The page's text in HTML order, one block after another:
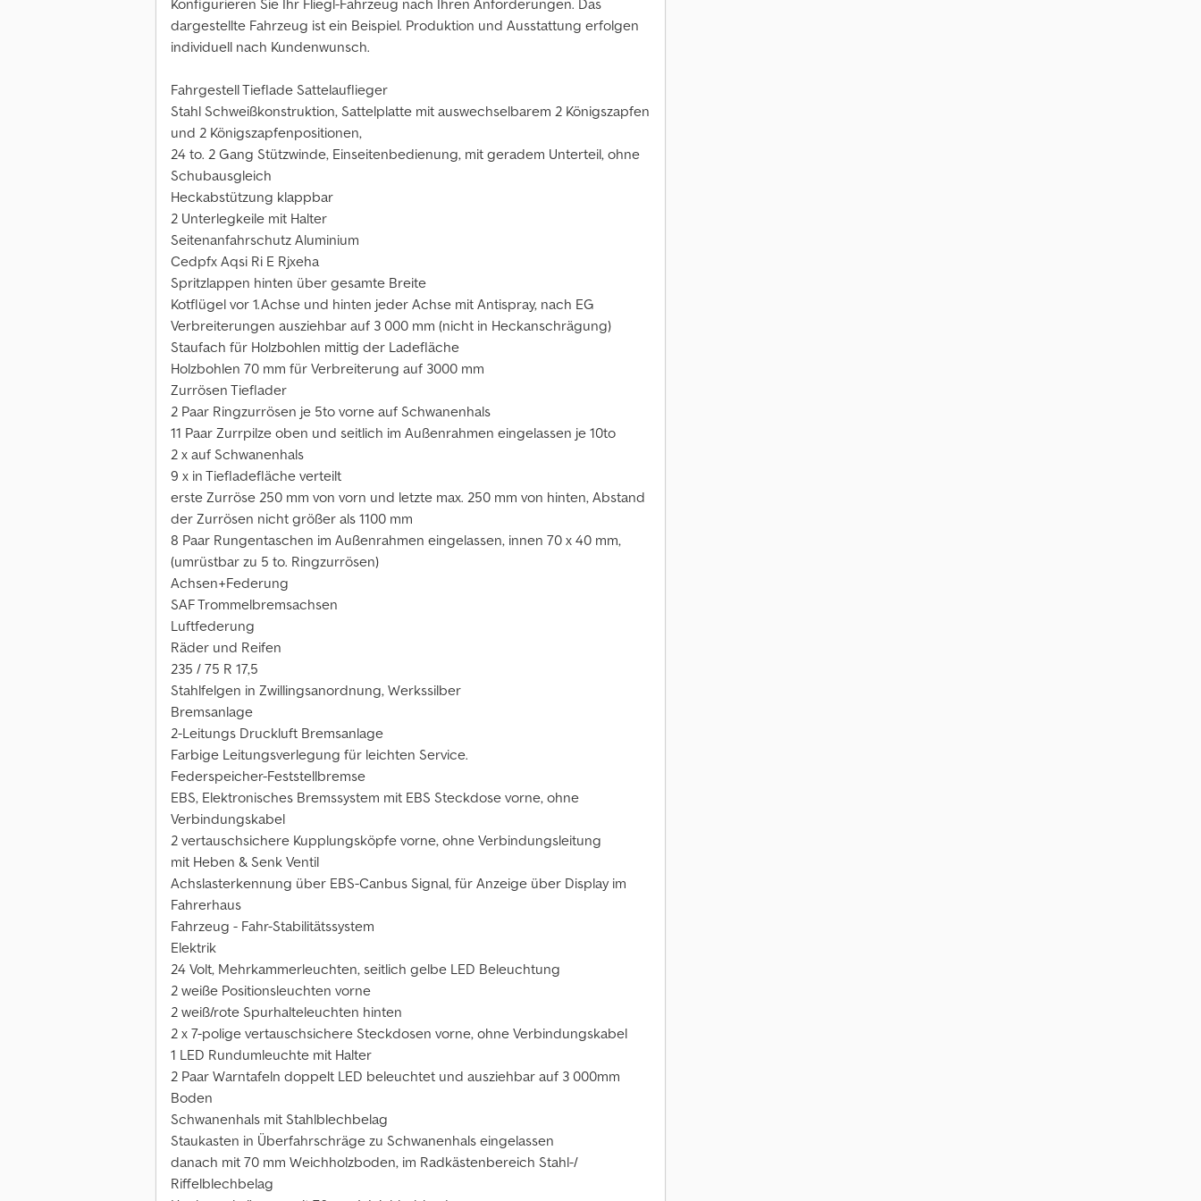
Konfigurieren Sie Ihr Fliegl-Fahrzeug nach Ihren Anforderungen. Das
dargestellte Fahrzeug ist ein Beispiel. Produktion und Ausstattung erfolgen
individuell nach Kundenwunsch.
Fahrgestell Tieflade Sattelauflieger
Stahl Schweißkonstruktion, Sattelplatte mit auswechselbarem 2 Königszapfen
und 2 Königszapfenpositionen,
24 to. 2 Gang Stützwinde, Einseitenbedienung, mit geradem Unterteil, ohne
Schubausgleich
Heckabstützung klappbar
2 Unterlegkeile mit Halter
Seitenanfahrschutz Aluminium
Cedpfx Aqsi Ri E Rjxeha
Spritzlappen hinten über gesamte Breite
Kotflügel vor 1.Achse und hinten jeder Achse mit Antispray, nach EG
Verbreiterungen ausziehbar auf 3 000 mm (nicht in Heckanschrägung)
Staufach für Holzbohlen mittig der Ladefläche
Holzbohlen 70 mm für Verbreiterung auf 3000 mm
Zurrösen Tieflader
2 Paar Ringzurrösen je 5to vorne auf Schwanenhals
11 Paar Zurrpilze oben und seitlich im Außenrahmen eingelassen je 10to
2 x auf Schwanenhals
9 x in Tiefladefläche verteilt
erste Zurröse 250 mm von vorn und letzte max. 250 mm von hinten, Abstand
der Zurrösen nicht größer als 1100 mm
8 Paar Rungentaschen im Außenrahmen eingelassen, innen 70 x 40 mm,
(umrüstbar zu 5 to. Ringzurrösen)
Achsen+Federung
SAF Trommelbremsachsen
Luftfederung
Räder und Reifen
235 / 75 R 17,5
Stahlfelgen in Zwillingsanordnung, Werkssilber
Bremsanlage
2-Leitungs Druckluft Bremsanlage
Farbige Leitungsverlegung für leichten Service.
Federspeicher-Feststellbremse
EBS, Elektronisches Bremssystem mit EBS Steckdose vorne, ohne
Verbindungskabel
2 vertauschsichere Kupplungsköpfe vorne, ohne Verbindungsleitung
mit Heben & Senk Ventil
Achslasterkennung über EBS-Canbus Signal, für Anzeige über Display im
Fahrerhaus
Fahrzeug - Fahr-Stabilitätssystem
Elektrik
24 Volt, Mehrkammerleuchten, seitlich gelbe LED Beleuchtung
2 weiße Positionsleuchten vorne
2 weiß/rote Spurhalteleuchten hinten
2 x 7-polige vertauschsichere Steckdosen vorne, ohne Verbindungskabel
1 LED Rundumleuchte mit Halter
2 Paar Warntafeln doppelt LED beleuchtet und ausziehbar auf 3 000mm
Boden
Schwanenhals mit Stahlblechbelag
Staukasten in Überfahrschräge zu Schwanenhals eingelassen
danach mit 70 mm Weichholzboden, im Radkästenbereich Stahl-/
Riffelblechbelag